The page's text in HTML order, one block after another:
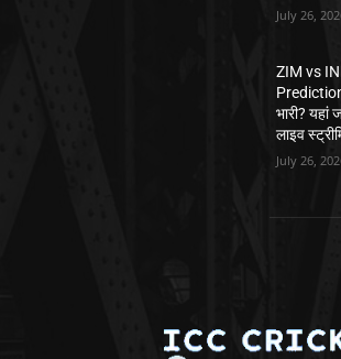
July 26,
ZIM vs
भारी? यहां
लाइव
July 26,